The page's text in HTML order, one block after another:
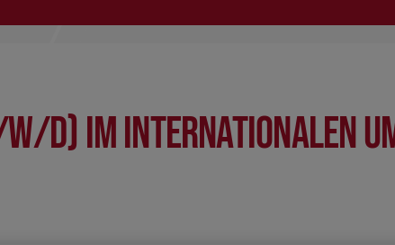
d) im internationalen